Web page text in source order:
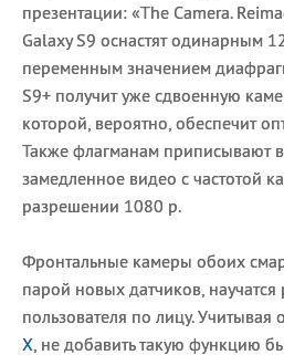
презентации: «The Camera.
Galaxy S9 оснастят одинарным
переменным значением
S9+ получит уже сдвоенную
которой, вероятно, обеспечит
Также флагманам приписывают
замедленное видео с частотой
разрешении 1080 p.
Фронтальные камеры обоих
парой новых датчиков, научатся
пользователя по лицу. Учитывая
X, не добавить такую функцию